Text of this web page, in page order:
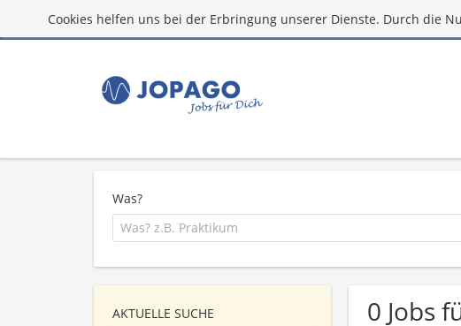
Cookies helfen uns bei der Erbringung unserer Dienste. Durch die
Was?
0 Jobs
AKTUELLE SUCHE